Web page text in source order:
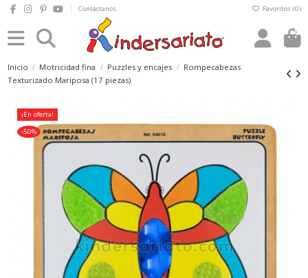
Contáctanos Favoritos (0)
0
Inicio Motricidad fina Puzzles y encajes
Rompecabezas
Texturizado Mariposa (17 piezas)
¡En oferta!
-50%